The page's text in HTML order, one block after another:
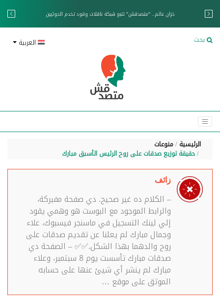
خزان عائم.. "متصدقش" تتبع شبكة ناقلات وقود تخدم الحوثيين
بحث العربية
الرئيسية منوعات
حقيقة توزيع صدقات على روح الرئيس الأسبق مبارك
زائف
– الكلام ده غير صحيح. دي صفحة مفبركة،
والرابط الموجود مع البوست هو وهمي يقود
إلي لينك التسجيل في ماسنجر فيسبوك، علاء
وجمال مبارك لم يعلنا عن تقديم صدقات على
روح والدهما بهذا الشكل.✅✅ – الصفحة دي
صدقات مبارك تأسست يوم 8 سبتمبر، وعلاء
مبارك لم ينشر أي شيئ عنها على حسابه
الموثق على موقع …